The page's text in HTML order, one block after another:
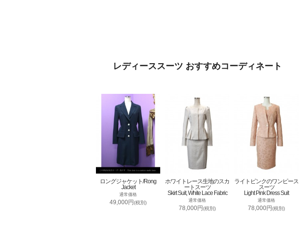
レディーススーツ おすすめコーディネート
ロングジャケット/Rong
Jacket
通常価格
49,000円(税別)
ホワイトレース生地のスカ
ートスーツ
Skirt Suit, White Lace Fabric
通常価格
78,000円(税別)
ライトピンクのワンピース
スーツ
Light Pink Dress Suit
通常価格
78,000円(税別)